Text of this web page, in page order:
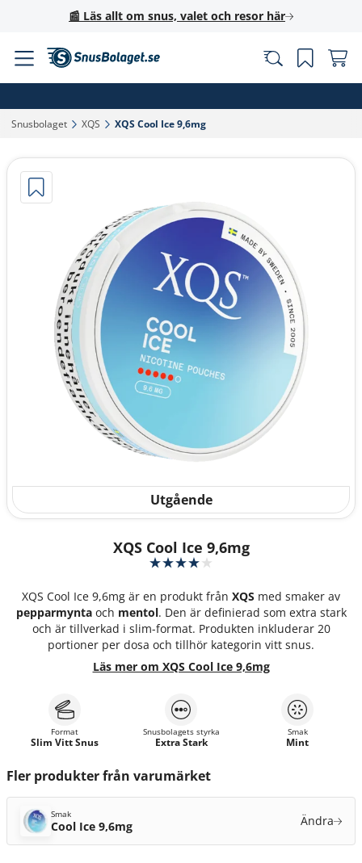
📰 Läs allt om snus, valet och resor här
Snusbolaget‎ XQS‎ XQS Cool Ice 9,6mg‎
Utgående
XQS Cool Ice 9,6mg
XQS Cool Ice 9,6mg är en produkt från XQS med smaker av
pepparmyntaoch mentol. Den är definierad som extra stark
och är tillverkad i slim-format. Produkten inkluderar 20
portioner per dosa och tillhör kategorin vitt snus.
Läs mer om XQS Cool Ice 9,6mg
Format
Slim Vitt Snus
Snusbolagets styrka
Extra Stark
Smak
Mint
Fler produkter från varumärket
Smak
Cool Ice 9,6mg Ändra